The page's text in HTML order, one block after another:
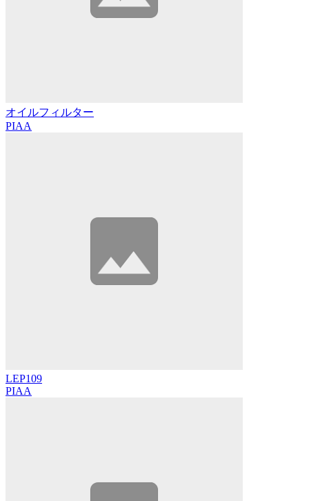
オイルフィルター
PIAA
LEP109
PIAA